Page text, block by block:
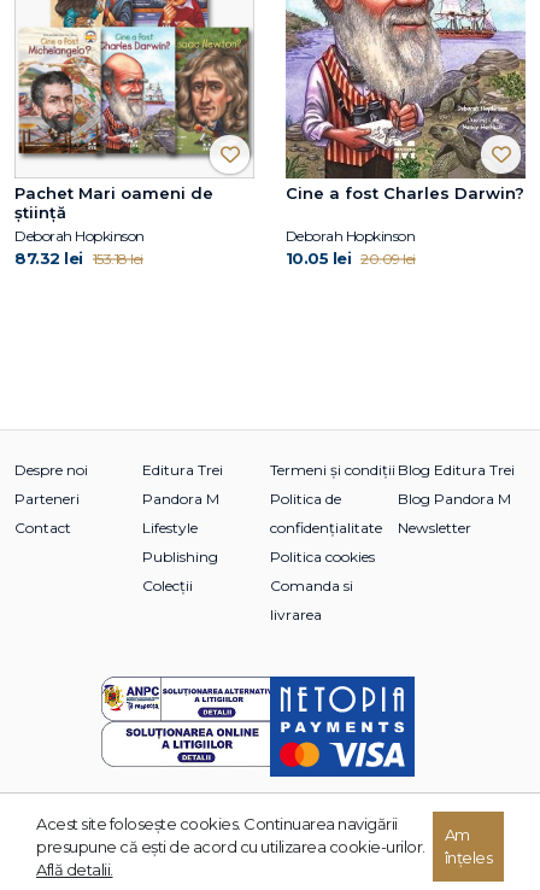
Pachet Mari oameni de
știință
Deborah Hopkinson
87.32 lei 153.18 lei
Cine a fost Charles Darwin?
Deborah Hopkinson
10.05 lei 20.09 lei
Despre noi
Parteneri
Contact
Editura Trei
Pandora M
Lifestyle
Publishing
Colecții
Termeni și condiții
Politica de
confidențialitate
Politica cookies
Comanda si
livrarea
Blog Editura Trei
Blog Pandora M
Newsletter
© 2026 Grupul Editorial TREI. Toate drepturile rezervate.
Acest site foloseşte cookies. Continuarea navigării
presupune că eşti de acord cu utilizarea cookie-urilor.
Află detalii.
Am
înțeles